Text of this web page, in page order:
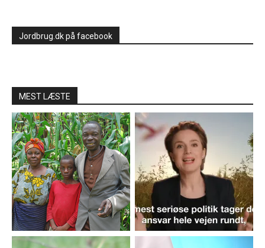
Jordbrug.dk på facebook
MEST LÆSTE